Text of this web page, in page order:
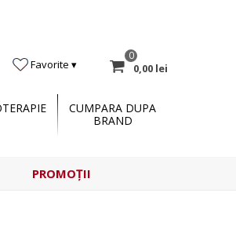
Favorite
0
0,00 lei
CUMPARA DUPA
BRAND
PROMOȚII